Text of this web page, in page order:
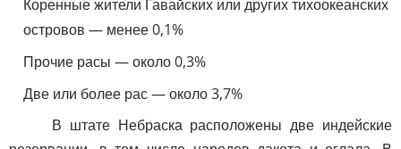
Коренные жители Гавайских или других тихоокеанских
островов — менее 0,1%
Прочие расы — около 0,3%
Две или более рас — около 3,7%
В штате Небраска расположены две индейские